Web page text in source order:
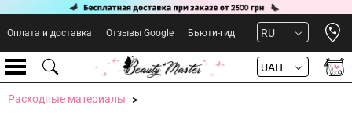
Оплата и доставка Отзывы Google Бьюти-гид RU
UAH
Расходные материалы